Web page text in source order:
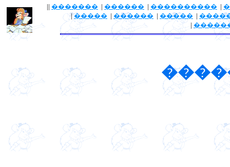
|| ������� | ������ | ���������� |
|����� | ������ | ����� |
|